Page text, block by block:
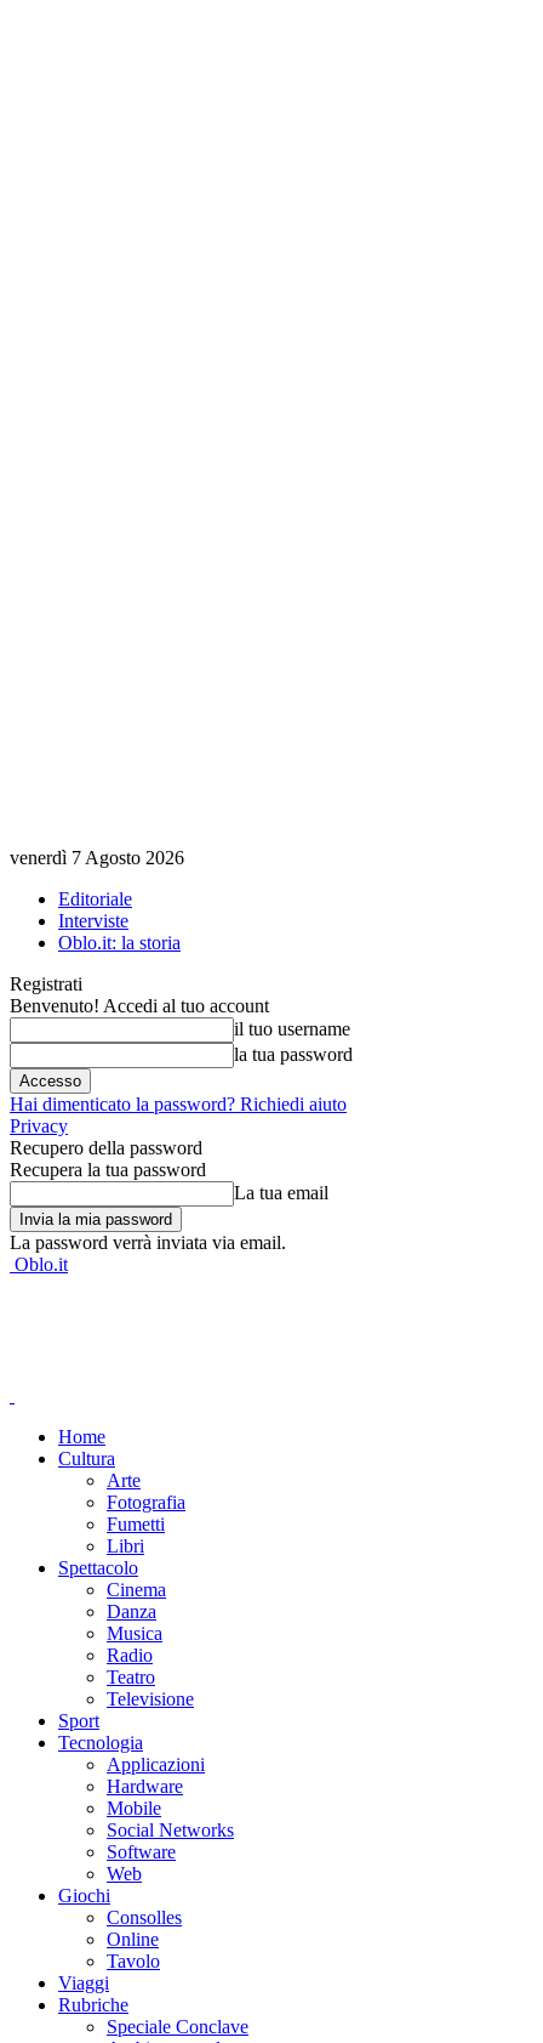
venerdì 7 Agosto 2026
Editoriale
Interviste
Oblo.it: la storia
Registrati
Benvenuto! Accedi al tuo account
il tuo username
la tua password
Hai dimenticato la password? Richiedi aiuto
Privacy
Recupero della password
Recupera la tua password
La tua email
La password verrà inviata via email.
Oblo.it
Home
Cultura
Arte
Fotografia
Fumetti
Libri
Spettacolo
Cinema
Danza
Musica
Radio
Teatro
Televisione
Sport
Tecnologia
Applicazioni
Hardware
Mobile
Social Networks
Software
Web
Giochi
Consolles
Online
Tavolo
Viaggi
Rubriche
Speciale Conclave